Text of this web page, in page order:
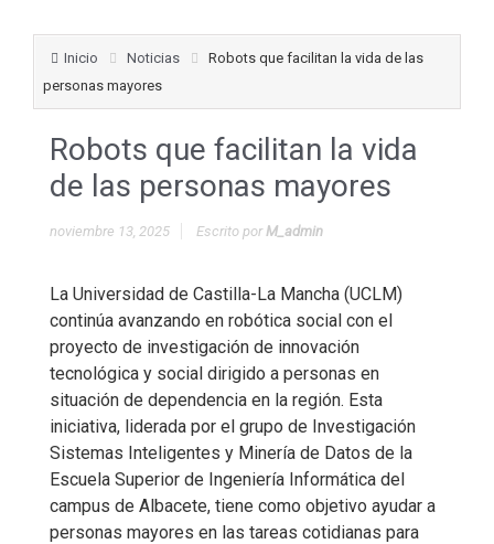
Inicio Noticias
Robots que facilitan la vida de las
personas mayores
Robots que facilitan la vida
de las personas mayores
noviembre 13, 2025 Escrito porM_admin
La Universidad de Castilla-La Mancha (UCLM)
continúa avanzando en robótica social con el
proyecto de investigación de innovación
tecnológica y social dirigido a personas en
situación de dependencia en la región. Esta
iniciativa, liderada por el grupo de Investigación
Sistemas Inteligentes y Minería de Datos de la
Escuela Superior de Ingeniería Informática del
campus de Albacete, tiene como objetivo ayudar a
personas mayores en las tareas cotidianas para